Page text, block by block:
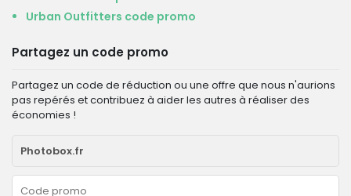
Urban Outfitters code promo
Partagez un code promo
Partagez un code de réduction ou une offre que nous n'aurions
pas repérés et contribuez à aider les autres à réaliser des
économies !